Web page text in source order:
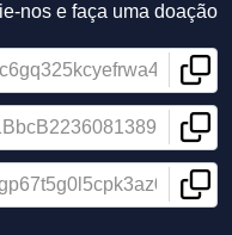
nos e faça uma doação